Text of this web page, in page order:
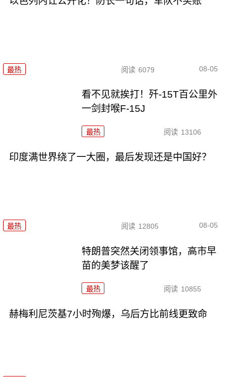
最热 阅读 6079 08-05
看不见就挨打！歼-15T百公里外
一剑封喉F-15J
最热 阅读 13106
印度满世界绕了一大圈，最后发现还是中国好？
最热 阅读 12805 08-05
特朗普突然关闭领事馆，高市早
苗的美梦该醒了
最热 阅读 10855
赫梅利尼茨基7小时殉爆，乌后方比前线更致命